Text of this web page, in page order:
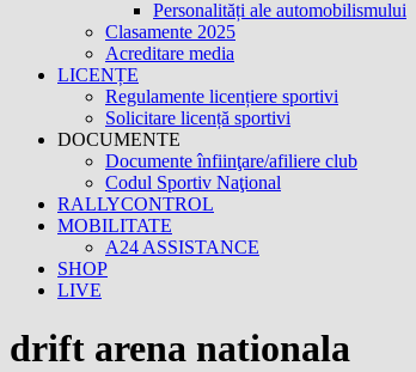
Personalități ale automobilismului
Clasamente 2025
Acreditare media
LICENȚE
Regulamente licențiere sportivi
Solicitare licență sportivi
DOCUMENTE
Documente înfiinţare/afiliere club
Codul Sportiv Naţional
RALLYCONTROL
MOBILITATE
A24 ASSISTANCE
SHOP
LIVE
drift arena nationala